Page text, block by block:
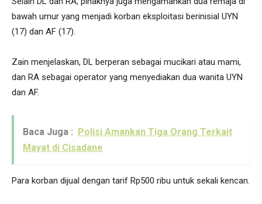
bawah umur yang menjadi korban eksploitasi berinisial UYN
(17) dan AF (17).
Zain menjelaskan, DL berperan sebagai mucikari atau mami,
dan RA sebagai operator yang menyediakan dua wanita UYN
dan AF.
Baca Juga :
Polisi Amankan Tiga Orang Terkait
Mayat di Cisadane
Para korban dijual dengan tarif Rp500 ribu untuk sekali kencan.